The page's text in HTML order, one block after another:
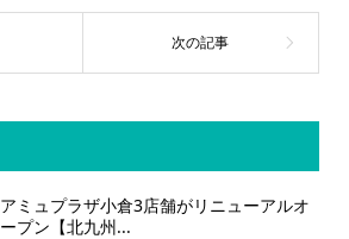
アミュプラザ小倉3店舗がリニューアルオ
ープン【北九州...